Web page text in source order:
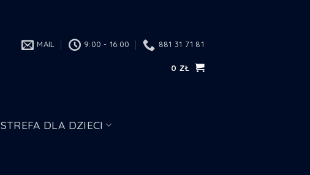
MAIL 9:00 - 16:00 881 31 71 81
0 ZŁ
STREFA DLA DZIECI